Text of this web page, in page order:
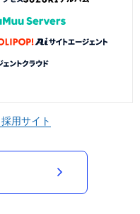
採用サイト